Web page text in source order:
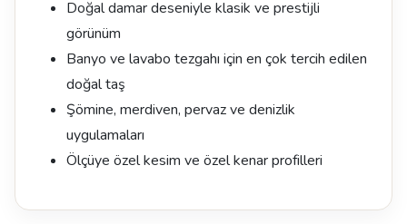
Doğal damar deseniyle klasik ve prestijli
görünüm
Banyo ve lavabo tezgahı için en çok tercih edilen
doğal taş
Şömine, merdiven, pervaz ve denizlik
uygulamaları
Ölçüye özel kesim ve özel kenar profilleri